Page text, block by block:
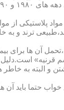
پلاستیکی از
ترند و
آن ها برای
قرنیه»
و البته به
باید آن ها